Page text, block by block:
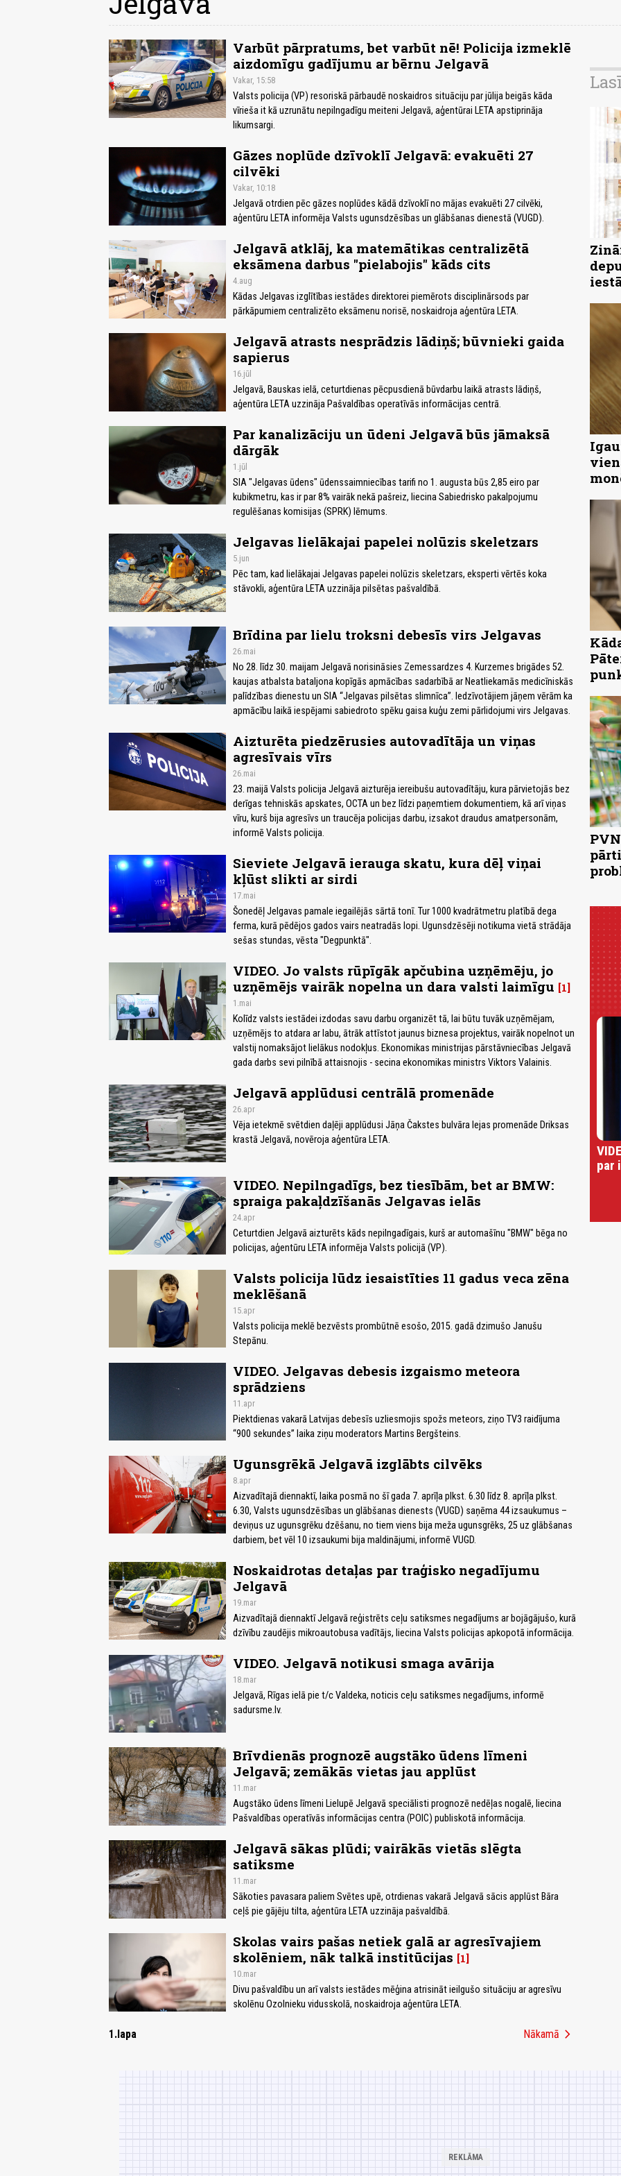
Varbūt pārpratums, bet varbūt nē! Policija izmeklē
aizdomīgu gadījumu ar bērnu Jelgavā
Vakar, 15:58
Valsts policija (VP) resoriskā pārbaudē noskaidros situāciju par jūlija beigās kāda
vīrieša it kā uzrunātu nepilngadīgu meiteni Jelgavā, aģentūrai LETA apstiprināja
likumsargi.
Gāzes noplūde dzīvoklī Jelgavā: evakuēti 27
cilvēki
Vakar, 10:18
Jelgavā otrdien pēc gāzes noplūdes kādā dzīvoklī no mājas evakuēti 27 cilvēki,
aģentūru LETA informēja Valsts ugunsdzēsības un glābšanas dienestā (VUGD).
Jelgavā atklāj, ka matemātikas centralizētā
eksāmena darbus "pielabojis" kāds cits
4.aug
Kādas Jelgavas izglītības iestādes direktorei piemērots disciplinārsods par
pārkāpumiem centralizēto eksāmenu norisē, noskaidroja aģentūra LETA.
Jelgavā atrasts nesprādzis lādiņš; būvnieki gaida
sapierus
16.jūl
Jelgavā, Bauskas ielā, ceturtdienas pēcpusdienā būvdarbu laikā atrasts lādiņš,
aģentūra LETA uzzināja Pašvaldības operatīvās informācijas centrā.
Par kanalizāciju un ūdeni Jelgavā būs jāmaksā
dārgāk
1.jūl
SIA "Jelgavas ūdens" ūdenssaimniecības tarifi no 1. augusta būs 2,85 eiro par
kubikmetru, kas ir par 8% vairāk nekā pašreiz, liecina Sabiedrisko pakalpojumu
regulēšanas komisijas (SPRK) lēmums.
Jelgavas lielākajai papelei nolūzis skeletzars
5.jun
Pēc tam, kad lielākajai Jelgavas papelei nolūzis skeletzars, eksperti vērtēs koka
stāvokli, aģentūra LETA uzzināja pilsētas pašvaldībā.
Brīdina par lielu troksni debesīs virs Jelgavas
26.mai
No 28. līdz 30. maijam Jelgavā norisināsies Zemessardzes 4. Kurzemes brigādes 52.
kaujas atbalsta bataljona kopīgās apmācības sadarbībā ar Neatliekamās medicīniskās
palīdzības dienestu un SIA “Jelgavas pilsētas slimnīca”. Iedzīvotājiem jāņem vērām ka
apmācību laikā iespējami sabiedroto spēku gaisa kuģu zemi pārlidojumi virs Jelgavas.
Aizturēta piedzērusies autovadītāja un viņas
agresīvais vīrs
26.mai
23. maijā Valsts policija Jelgavā aizturēja iereibušu autovadītāju, kura pārvietojās bez
derīgas tehniskās apskates, OCTA un bez līdzi paņemtiem dokumentiem, kā arī viņas
vīru, kurš bija agresīvs un traucēja policijas darbu, izsakot draudus amatpersonām,
informē Valsts policija.
Sieviete Jelgavā ierauga skatu, kura dēļ viņai
kļūst slikti ar sirdi
17.mai
Šonedēļ Jelgavas pamale iegailējās sārtā tonī. Tur 1000 kvadrātmetru platībā dega
ferma, kurā pēdējos gados vairs neatradās lopi. Ugunsdzēsēji notikuma vietā strādāja
sešas stundas, vēsta "Degpunktā".
VIDEO. Jo valsts rūpīgāk apčubina uzņēmēju, jo
uzņēmējs vairāk nopelna un dara valsti laimīgu 1
1.mai
Kolīdz valsts iestādei izdodas savu darbu organizēt tā, lai būtu tuvāk uzņēmējam,
uzņēmējs to atdara ar labu, ātrāk attīstot jaunus biznesa projektus, vairāk nopelnot un
valstij nomaksājot lielākus nodokļus. Ekonomikas ministrijas pārstāvniecības Jelgavā
gada darbs sevi pilnībā attaisnojis - secina ekonomikas ministrs Viktors Valainis.
Jelgavā applūdusi centrālā promenāde
26.apr
Vēja ietekmē svētdien daļēji applūdusi Jāņa Čakstes bulvāra lejas promenāde Driksas
krastā Jelgavā, novēroja aģentūra LETA.
VIDEO. Nepilngadīgs, bez tiesībām, bet ar BMW:
spraiga pakaļdzīšanās Jelgavas ielās
24.apr
Ceturtdien Jelgavā aizturēts kāds nepilngadīgais, kurš ar automašīnu "BMW" bēga no
policijas, aģentūru LETA informēja Valsts policijā (VP).
Valsts policija lūdz iesaistīties 11 gadus veca zēna
meklēšanā
15.apr
Valsts policija meklē bezvēsts prombūtnē esošo, 2015. gadā dzimušo Janušu
Stepānu.
VIDEO. Jelgavas debesis izgaismo meteora
sprādziens
11.apr
Piektdienas vakarā Latvijas debesīs uzliesmojis spožs meteors, ziņo TV3 raidījuma
“900 sekundes” laika ziņu moderators Martins Bergšteins.
Ugunsgrēkā Jelgavā izglābts cilvēks
8.apr
Aizvadītajā diennaktī, laika posmā no šī gada 7. aprīļa plkst. 6.30 līdz 8. aprīļa plkst.
6.30, Valsts ugunsdzēsības un glābšanas dienests (VUGD) saņēma 44 izsaukumus –
deviņus uz ugunsgrēku dzēšanu, no tiem viens bija meža ugunsgrēks, 25 uz glābšanas
darbiem, bet vēl 10 izsaukumi bija maldinājumi, informē VUGD.
Noskaidrotas detaļas par traģisko negadījumu
Jelgavā
19.mar
Aizvadītajā diennaktī Jelgavā reģistrēts ceļu satiksmes negadījums ar bojāgājušo, kurā
dzīvību zaudējis mikroautobusa vadītājs, liecina Valsts policijas apkopotā informācija.
VIDEO. Jelgavā notikusi smaga avārija
18.mar
Jelgavā, Rīgas ielā pie t/c Valdeka, noticis ceļu satiksmes negadījums, informē
sadursme.lv.
Brīvdienās prognozē augstāko ūdens līmeni
Jelgavā; zemākās vietas jau applūst
11.mar
Augstāko ūdens līmeni Lielupē Jelgavā speciālisti prognozē nedēļas nogalē, liecina
Pašvaldības operatīvās informācijas centra (POIC) publiskotā informācija.
Jelgavā sākas plūdi; vairākās vietās slēgta
satiksme
11.mar
Sākoties pavasara paliem Svētes upē, otrdienas vakarā Jelgavā sācis applūst Bāra
ceļš pie gājēju tilta, aģentūra LETA uzzināja pašvaldībā.
Skolas vairs pašas netiek galā ar agresīvajiem
skolēniem, nāk talkā institūcijas 1
10.mar
Divu pašvaldību un arī valsts iestādes mēģina atrisināt ieilgušo situāciju ar agresīvu
skolēnu Ozolnieku vidusskolā, noskaidroja aģentūra LETA.
1.lapa Nākamā chevron_right
par